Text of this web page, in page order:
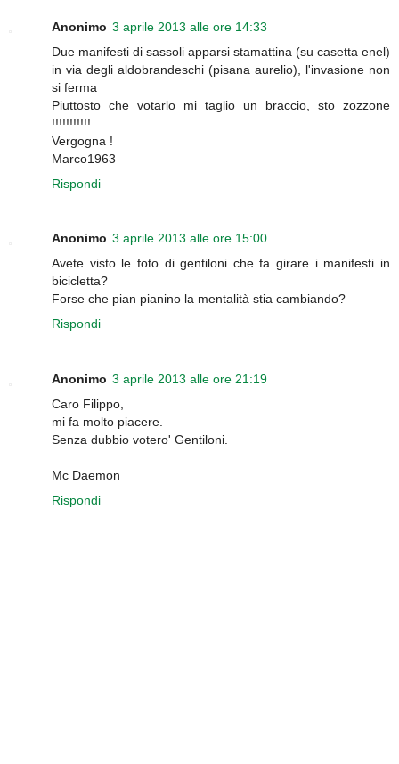
Anonimo 3 aprile 2013 alle ore 14:33
Due manifesti di sassoli apparsi stamattina (su casetta enel)
in via degli aldobrandeschi (pisana aurelio), l'invasione non
si ferma
Piuttosto che votarlo mi taglio un braccio, sto zozzone
!!!!!!!!!!!
Vergogna !
Marco1963
Rispondi
Anonimo 3 aprile 2013 alle ore 15:00
Avete visto le foto di gentiloni che fa girare i manifesti in
bicicletta?
Forse che pian pianino la mentalità stia cambiando?
Rispondi
Anonimo 3 aprile 2013 alle ore 21:19
Caro Filippo,
mi fa molto piacere.
Senza dubbio votero' Gentiloni.
Mc Daemon
Rispondi